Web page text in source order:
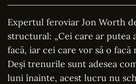
Expertul feroviar Jon Worth
structural: „Cei care ar putea
facă, iar cei care vor să o facă
Deși trenurile sunt adesea
luni înainte, acest lucru nu